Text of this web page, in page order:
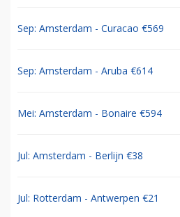
Sep: Amsterdam - Curacao €569
Sep: Amsterdam - Aruba €614
Mei: Amsterdam - Bonaire €594
Jul: Amsterdam - Berlijn €38
Jul: Rotterdam - Antwerpen €21